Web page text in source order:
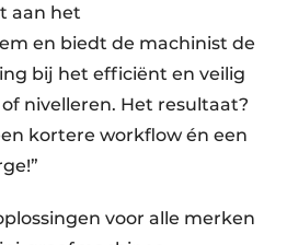
aan het
en biedt de machinist de
bij het efficiënt en veilig
nivelleren. Het resultaat?
kortere workflow én een
voor alle merken